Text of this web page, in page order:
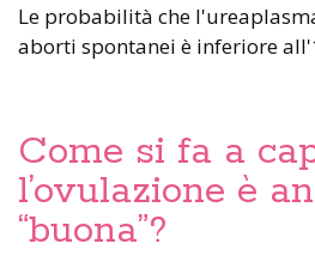
Le probabilità che l'ureaplasma sia responsabile di
aborti spontanei è inferiore
Come si fa a
l’ovulazione è
“buona”?